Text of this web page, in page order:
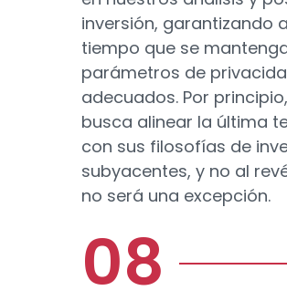
inversión, garantizando
tiempo que se
parámetros de
adecuados. Por
busca alinear la última
con sus filosofías de
subyacentes, y no al
no será una excepción.